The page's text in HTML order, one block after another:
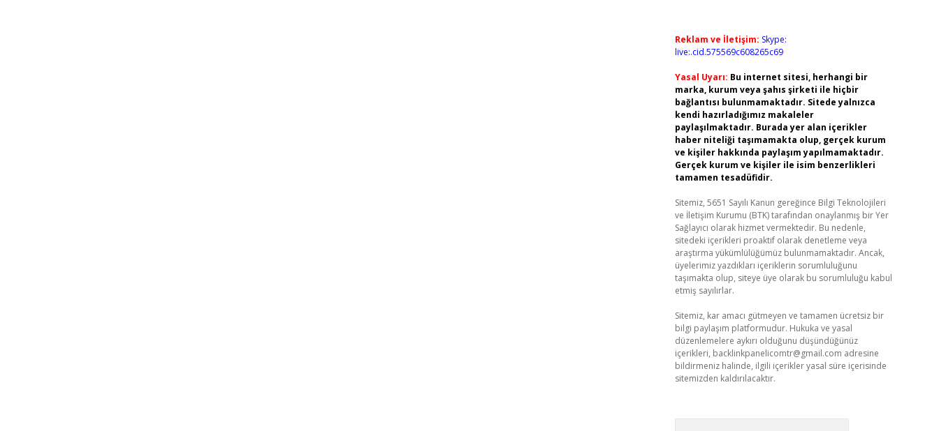
Reklam ve İletişim: Skype:
live:.cid.575569c608265c69
Yasal Uyarı: Bu internet sitesi, herhangi bir
marka, kurum veya şahıs şirketi ile hiçbir
bağlantısı bulunmamaktadır. Sitede yalnızca
kendi hazırladığımız makaleler
paylaşılmaktadır. Burada yer alan içerikler
haber niteliği taşımamakta olup, gerçek kurum
ve kişiler hakkında paylaşım yapılmamaktadır.
Gerçek kurum ve kişiler ile isim benzerlikleri
tamamen tesadüfidir.
Sitemiz, 5651 Sayılı Kanun gereğince Bilgi Teknolojileri
ve İletişim Kurumu (BTK) tarafından onaylanmış bir Yer
Sağlayıcı olarak hizmet vermektedir. Bu nedenle,
sitedeki içerikleri proaktif olarak denetleme veya
araştırma yükümlülüğümüz bulunmamaktadır. Ancak,
üyelerimiz yazdıkları içeriklerin sorumluluğunu
taşımakta olup, siteye üye olarak bu sorumluluğu kabul
etmiş sayılırlar.
Sitemiz, kar amacı gütmeyen ve tamamen ücretsiz bir
bilgi paylaşım platformudur. Hukuka ve yasal
düzenlemelere aykırı olduğunu düşündüğünüz
içerikleri, backlinkpanelicomtr@gmail.com adresine
bildirmeniz halinde, ilgili içerikler yasal süre içerisinde
sitemizden kaldırılacaktır.